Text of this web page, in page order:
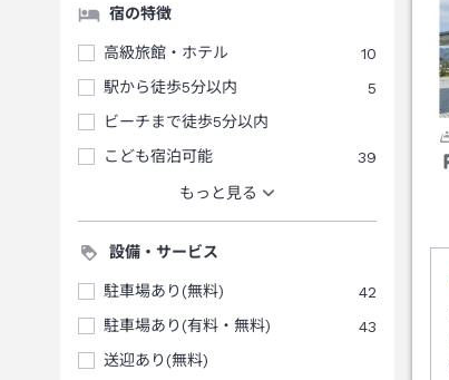
宿の特徴
高級旅館・ホテル
10
駅から徒歩5分以内
5
ビーチまで徒歩5分以内
こども宿泊可能
39
もっと見る
設備・サービス
駐車場あり(無料)
42
駐車場あり(有料・無料)
43
送迎あり(無料)